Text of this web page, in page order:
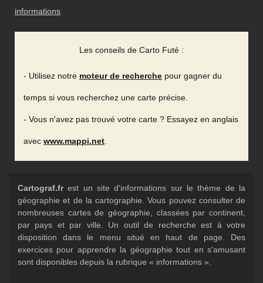
informations
Les conseils de Carto Futé :
- Utilisez notre moteur de recherche pour gagner du
temps si vous recherchez une carte précise.
- Vous n'avez pas trouvé votre carte ? Essayez en anglais
avec www.mappi.net
Cartograf.frest un site d'informations sur le thème de la
géographie et de la cartographie. Vous pouvez consulter de
nombreuses cartes de géographie, classées par continent,
par pays et par ville. Un outil de recherche est à votre
disposition dans le menu situé en haut de page. Des
exercices pour apprendre la géographie tout en s'amusant
sont disponibles depuis la rubrique « informations ».